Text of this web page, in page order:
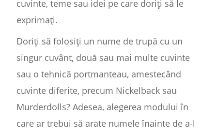
cuvinte, teme sau idei pe care doriți să le
exprimați.
Doriți să folosiți un nume de trupă cu un
singur cuvânt, două sau mai multe cuvinte
sau o tehnică portmanteau, amestecând
cuvinte diferite, precum Nickelback sau
Murderdolls? Adesea, alegerea modului în
care ar trebui să arate numele înainte de a-l